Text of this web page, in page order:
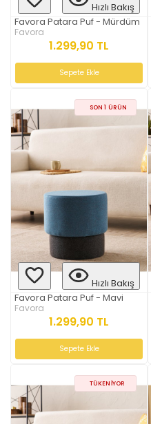
Hızlı Bakış
Favora Patara Puf - Mürdüm
Favora
1.299,90 TL
Sepete Ekle
SON 1 ÜRÜN
Hızlı Bakış
Favora Patara Puf - Mavi
Favora
1.299,90 TL
Sepete Ekle
TÜKENIYOR